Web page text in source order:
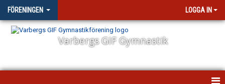
FÖRENINGEN LOGGA IN
Varbergs GIF Gymnastik